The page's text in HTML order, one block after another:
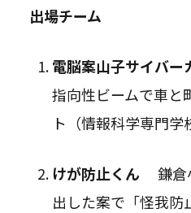
出場チーム
電脳案山子サイバー
指向性ビームで車と
ト（情報科学専門学
けが防止くん
鎌
出した案で「怪我防